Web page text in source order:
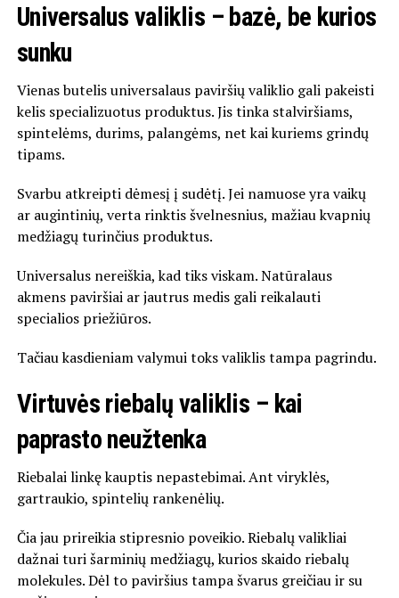
Universalus valiklis – bazė, be kurios
sunku
Vienas butelis universalaus paviršių valiklio gali pakeisti
kelis specializuotus produktus. Jis tinka stalviršiams,
spintelėms, durims, palangėms, net kai kuriems grindų
tipams.
Svarbu atkreipti dėmesį į sudėtį. Jei namuose yra vaikų
ar augintinių, verta rinktis švelnesnius, mažiau kvapnių
medžiagų turinčius produktus.
Universalus nereiškia, kad tiks viskam. Natūralaus
akmens paviršiai ar jautrus medis gali reikalauti
specialios priežiūros.
Tačiau kasdieniam valymui toks valiklis tampa pagrindu.
Virtuvės riebalų valiklis – kai
paprasto neužtenka
Riebalai linkę kauptis nepastebimai. Ant viryklės,
gartraukio, spintelių rankenėlių.
Čia jau prireikia stipresnio poveikio. Riebalų valikliai
dažnai turi šarminių medžiagų, kurios skaido riebalų
molekules. Dėl to paviršius tampa švarus greičiau ir su